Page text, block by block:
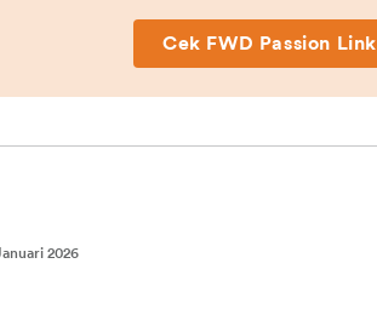
Cek FWD Passion Link
2026